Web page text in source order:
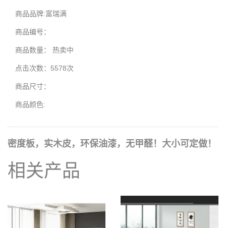
商品品牌:富瑞满
商品编号：
商品数量： 热卖中
点击次数：5578次
商品尺寸：
商品颜色:
密度板，实木皮，环保油漆，无甲醛！大小可定做！
相关产品